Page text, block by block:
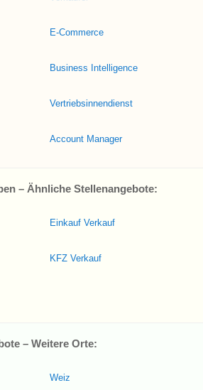
E-Commerce
Business Intelligence
Vertriebsinnendienst
Account Manager
– Ähnliche Stellenangebote:
Einkauf Verkauf
KFZ Verkauf
– Weitere Orte:
Weiz